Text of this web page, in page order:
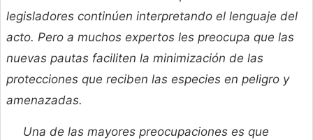
legisladores continúen interpretando el lenguaje del
acto. Pero a muchos expertos les preocupa que las
nuevas pautas faciliten la minimización de las
protecciones que reciben las especies en peligro y
amenazadas.
Una de las mayores preocupaciones es que